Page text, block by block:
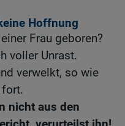
Hoffnung
Frau geboren?
voller Unrast.
verwelkt, so wie
nicht aus den